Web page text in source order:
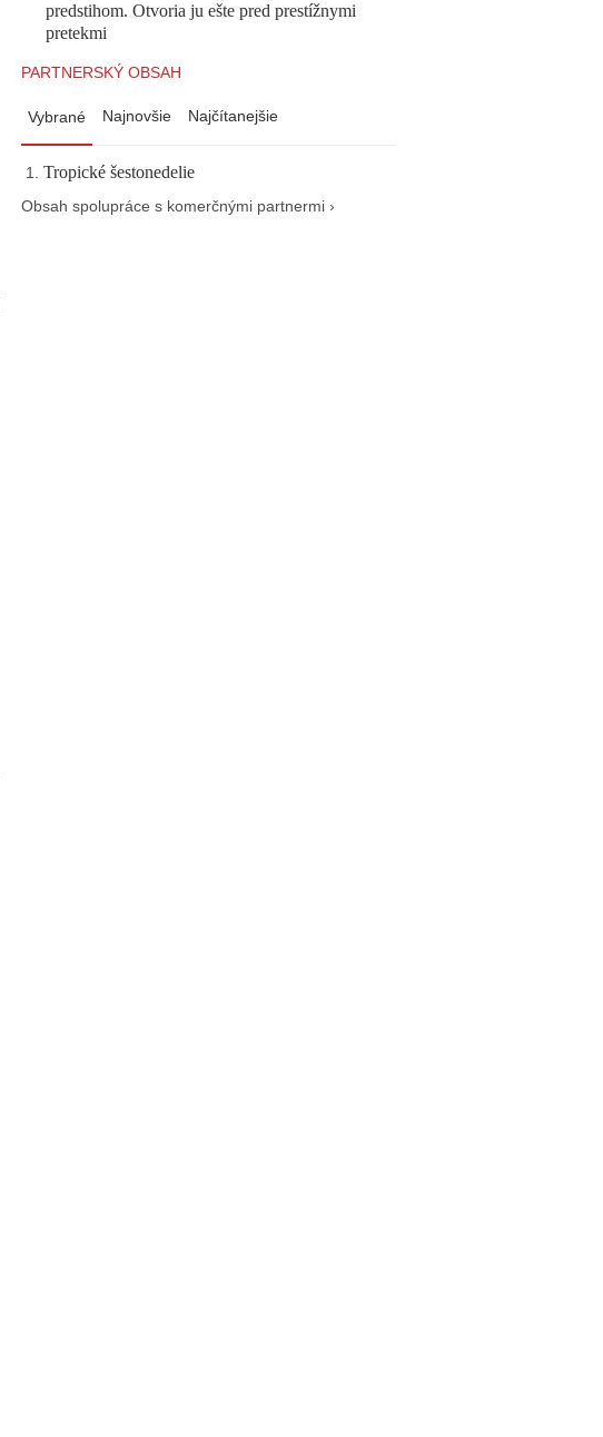
predstihom. Otvoria ju ešte pred prestížnymi
pretekmi
PARTNERSKÝ OBSAH
Vybrané Najnovšie Najčítanejšie
Tropické šestonedelie
Obsah spolupráce s komerčnými partnermi ›